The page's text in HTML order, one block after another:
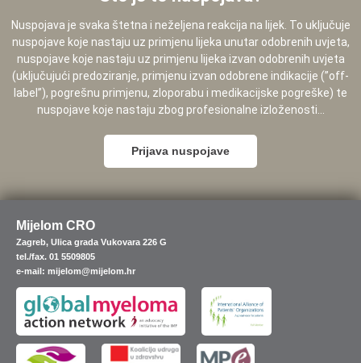
Nuspojava je svaka štetna i neželjena reakcija na lijek. To uključuje
nuspojave koje nastaju uz primjenu lijeka unutar odobrenih uvjeta,
nuspojave koje nastaju uz primjenu lijeka izvan odobrenih uvjeta
(uključujući predoziranje, primjenu izvan odobrene indikacije (”off-
label”), pogrešnu primjenu, zloporabu i medikacijske pogreške) te
nuspojave koje nastaju zbog profesionalne izloženosti...
Prijava nuspojave
Mijelom CRO
Zagreb, Ulica grada Vukovara 226 G
tel./fax. 01 5509805
e-mail: mijelom@mijelom.hr